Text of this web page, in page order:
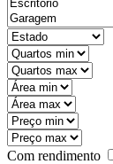
Com rendimento